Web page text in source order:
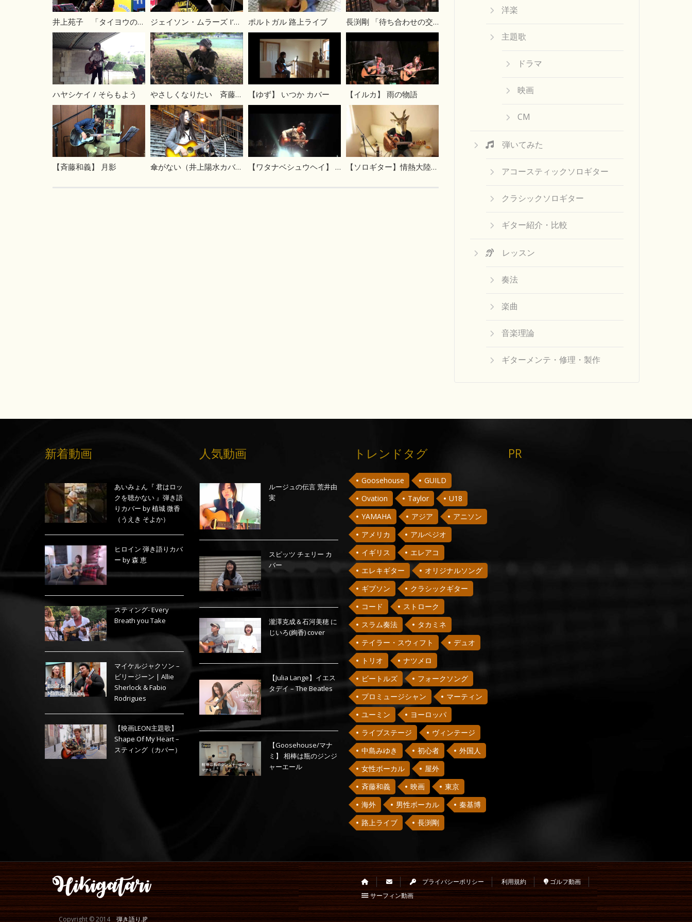
井上苑子 「タイヨウのうた」 ジェイソン・ムラーズ I’m Yours ウクレレ ポルトガル 路上ライブ 長渕剛 「待ち合わせの交差点」カバー 路上ライブ
ハヤシケイ / そらもよう やさしくなりたい 斉藤和義 【ゆず】 いつか カバー 【イルカ】 雨の物語
【斉藤和義】 月影 傘がない（井上陽水カバー） 【ワタナベシュウヘイ】 WonderfulWorld 【ソロギター】情熱大陸を弾いてみた
洋楽
主題歌
ドラマ
映画
CM
弾いてみた
アコースティックソロギター
クラシックソロギター
ギター紹介・比較
レッスン
奏法
楽曲
音楽理論
ギターメンテ・修理・製作
新着動画
あいみょん『 君はロッ
クを聴かない 』弾き語
りカバー by 植城 微香
（うえき そよか）
ヒロイン 弾き語りカバ
ー by 森 恵
スティング- Every
Breath you Take
マイケルジャクソン –
ビリージーン | Allie
Sherlock & Fabio
Rodrigues
【映画LEON主題歌】
Shape Of My Heart –
スティング（カバー）
人気動画
ルージュの伝言 荒井由
実
スピッツ チェリー カ
バー
瀧澤克成＆石河美穂 に
じいろ(絢香) cover
【Julia Lange】イエス
タデイ – The Beatles
【Goosehouse/マナ
ミ】 相棒は瓶のジンジ
ャーエール
トレンドタグ
Goosehouse
GUILD
Ovation
Taylor
U18
YAMAHA
アジア
アニソン
アメリカ
アルペジオ
イギリス
エレアコ
エレキギター
オリジナルソング
ギブソン
クラシックギター
コード
ストローク
スラム奏法
タカミネ
テイラー・スウィフト
デュオ
トリオ
ナツメロ
ビートルズ
フォークソング
プロミュージシャン
マーティン
ユーミン
ヨーロッパ
ライブステージ
ヴィンテージ
中島みゆき
初心者
外国人
女性ボーカル
屋外
斉藤和義
映画
東京
海外
男性ボーカル
秦基博
路上ライブ
長渕剛
PR
Copyright © 2014弾き語り.JP
プライバシーポリシー 利用規約
ゴルフ動画
サーフィン動画